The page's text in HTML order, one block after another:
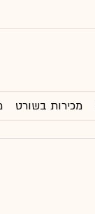
מכירות בשורט